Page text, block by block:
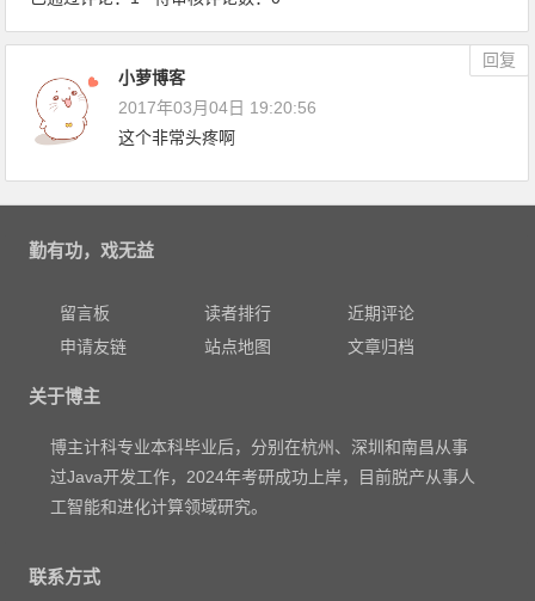
小萝博客
回复
2017年03月04日 19:20:56
这个非常头疼啊
勤有功，戏无益
留言板 读者排行
近期评论
申请友链
站点地图 文章归档
关于博主
博主计科专业本科毕业后，分别在杭州、深圳和南昌从事
过Java开发工作，2024年考研成功上岸，目前脱产从事人
工智能和进化计算领域研究。
联系方式